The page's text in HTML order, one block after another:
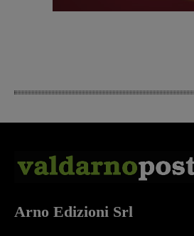
Arno Edizioni Srl